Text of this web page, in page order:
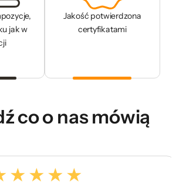
jak w
Jakość potwierdzona
certyfikatami
co o nas mówią